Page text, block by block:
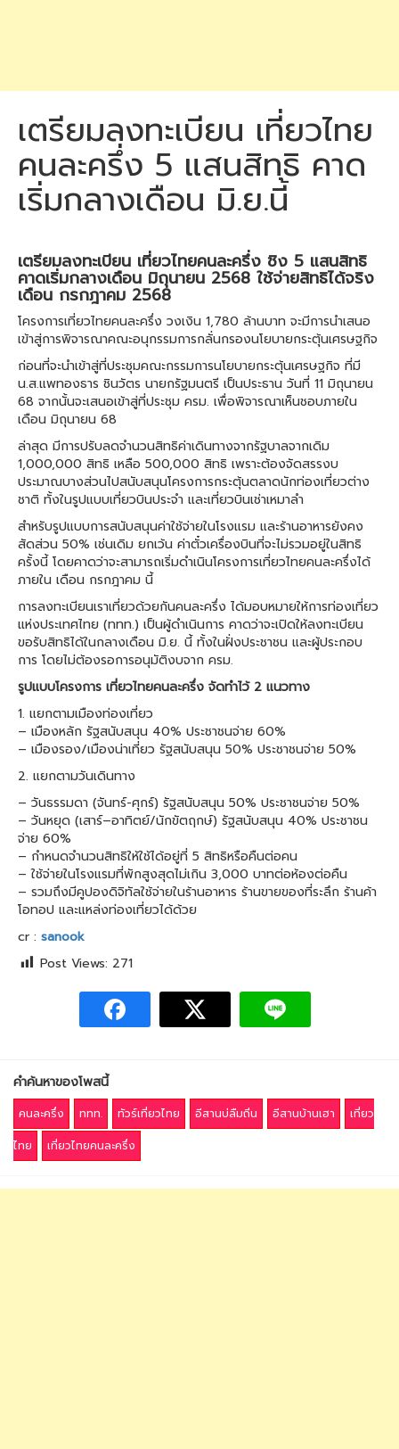
เตรียมลงทะเบียน เที่ยวไทย
คนละครึ่ง 5 แสนสิทธิ คาด
เริ่มกลางเดือน มิ.ย.นี้
เตรียมลงทะเบียน เที่ยวไทยคนละครึ่ง ชิง 5 แสนสิทธิ
คาดเริ่มกลางเดือน มิถุนายน 2568 ใช้จ่ายสิทธิได้จริง
เดือน กรกฎาคม 2568
โครงการเที่ยวไทยคนละครึ่ง วงเงิน 1,780 ล้านบาท จะมีการนำเสนอ
เข้าสู่การพิจารณาคณะอนุกรรมการกลั่นกรองนโยบายกระตุ้นเศรษฐกิจ
ก่อนที่จะนำเข้าสู่ที่ประชุมคณะกรรมการนโยบายกระตุ้นเศรษฐกิจ ที่มี
น.ส.แพทองธาร ชินวัตร นายกรัฐมนตรี เป็นประธาน วันที่ 11 มิถุนายน
68 จากนั้นจะเสนอเข้าสู่ที่ประชุม ครม. เพื่อพิจารณาเห็นชอบภายใน
เดือน มิถุนายน 68
ล่าสุด มีการปรับลดจำนวนสิทธิค่าเดินทางจากรัฐบาลจากเดิม
1,000,000 สิทธิ เหลือ 500,000 สิทธิ เพราะต้องจัดสรรงบ
ประมาณบางส่วนไปสนับสนุนโครงการกระตุ้นตลาดนักท่องเที่ยวต่าง
ชาติ ทั้งในรูปแบบเที่ยวบินประจำ และเที่ยวบินเช่าเหมาลำ
สำหรับรูปแบบการสนับสนุนค่าใช้จ่ายในโรงแรม และร้านอาหารยังคง
สัดส่วน 50% เช่นเดิม ยกเว้น ค่าตั๋วเครื่องบินที่จะไม่รวมอยู่ในสิทธิ
ครั้งนี้ โดยคาดว่าจะสามารถเริ่มดำเนินโครงการเที่ยวไทยคนละครึ่งได้
ภายใน เดือน กรกฎาคม นี้
การลงทะเบียนเราเที่ยวด้วยกันคนละครึ่ง ได้มอบหมายให้การท่องเที่ยว
แห่งประเทศไทย (ททท.) เป็นผู้ดำเนินการ คาดว่าจะเปิดให้ลงทะเบียน
ขอรับสิทธิได้ในกลางเดือน มิ.ย. นี้ ทั้งในฝั่งประชาชน และผู้ประกอบ
การ โดยไม่ต้องรอการอนุมัติงบจาก ครม.
รูปแบบโครงการ เที่ยวไทยคนละครึ่ง จัดทำไว้ 2 แนวทาง
1. แยกตามเมืองท่องเที่ยว
– เมืองหลัก รัฐสนับสนุน 40% ประชาชนจ่าย 60%
– เมืองรอง/เมืองน่าเที่ยว รัฐสนับสนุน 50% ประชาชนจ่าย 50%
2. แยกตามวันเดินทาง
– วันธรรมดา (จันทร์-ศุกร์) รัฐสนับสนุน 50% ประชาชนจ่าย 50%
– วันหยุด (เสาร์–อาทิตย์/นักขัตฤกษ์) รัฐสนับสนุน 40% ประชาชน
จ่าย 60%
– กำหนดจำนวนสิทธิให้ใช้ได้อยู่ที่ 5 สิทธิหรือคืนต่อคน
– ใช้จ่ายในโรงแรมที่พักสูงสุดไม่เกิน 3,000 บาทต่อห้องต่อคืน
– รวมถึงมีคูปองดิจิทัลใช้จ่ายในร้านอาหาร ร้านขายของที่ระลึก ร้านค้า
โอทอป และแหล่งท่องเที่ยวได้ด้วย
cr : sanook
Post Views: 271
คำค้นหาของโพสนี้
คนละครึ่ง ททท. ทัวร์เที่ยวไทย อีสานบ่ลืมถิ่น อีสานบ้านเฮา
เที่ยว
ไทย
เที่ยวไทยคนละครึ่ง